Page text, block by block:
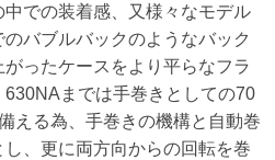
での装着感、又様々なモデル
バブルバックのようなバック
ったケースをより平らなフラ
までは手巻きとしての70
える為、手巻きの機構と自動巻
、更に両方向からの回転を巻